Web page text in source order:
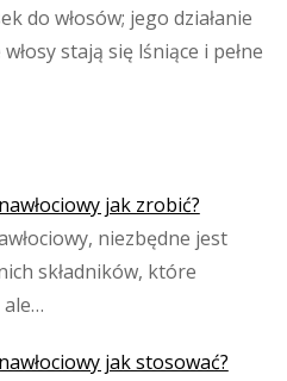
do włosów; jego działanie
stają się lśniące i pełne
jak zrobić?
niezbędne jest
składników, które
ale…
jak stosować?